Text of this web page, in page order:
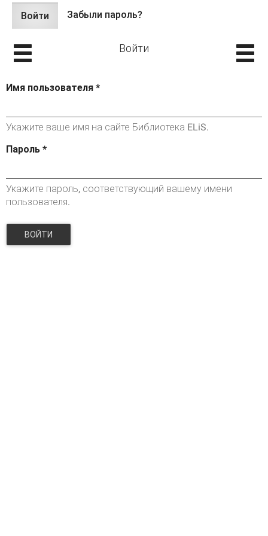
Главные вкладки
Войти (активная
вкладка)
Забыли пароль?
Войти
Имя пользователя *
Укажите ваше имя на сайте Библиотека ELiS.
Пароль *
Укажите пароль, соответствующий вашему имени
пользователя.
ВОЙТИ